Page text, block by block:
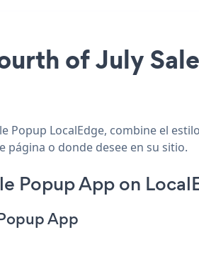
of July
Popup LocalEdge, combine el
página o donde desee en su sitio.
Popup App on
App